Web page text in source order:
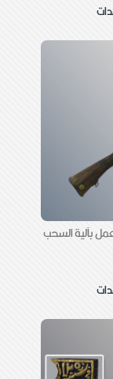
بآلية السحب